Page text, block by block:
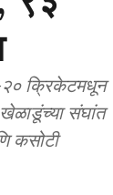
२० क्रिकेटमधून
खेळाडूंच्या संघांत
कसोटी